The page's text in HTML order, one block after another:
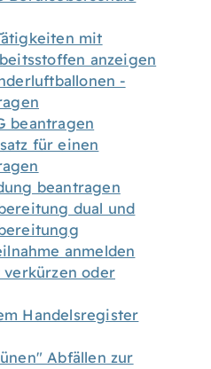
mit
anzeigen
-
beantragen
für einen
beantragen
dual und
anmelden
oder
Handelsregister
Abfällen zur